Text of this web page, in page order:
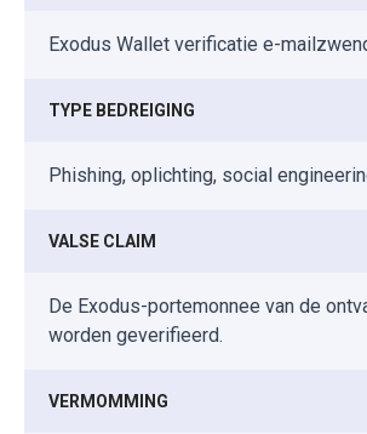
Exodus Wallet verificatie e-
TYPE BEDREIGING
Phishing, oplichting, social
VALSE CLAIM
De Exodus-portemonnee van de
worden geverifieerd.
VERMOMMING